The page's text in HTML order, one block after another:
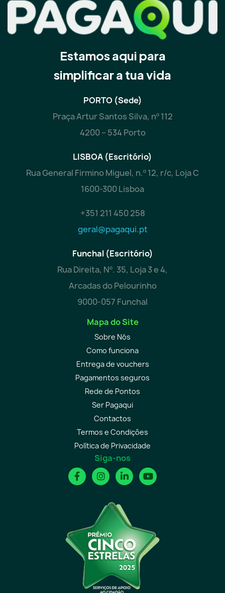
Estamos aqui para
simplificar a tua vida
PORTO (Sede)
Praça Artur Santos Silva, nº 112
4200 – 534 Porto
LISBOA (Escritório)
Rua General Firmino Miguel, n.º 12, r/c, Loja C
1600-300 Lisboa
+351 211 450 258
geral@pagaqui.pt
Funchal (Escritório)
Rua Direita, Nº. 35, Loja 3 e 4,
Arcadas do Pelourinho
9000-057 Funchal
Mapa do Site
Sobre Nós
Como funciona
Entrega de vouchers
Pagamentos seguros
Rede de Pontos
Ser Pagaqui
Contactos
Termos e Condições
Política de Privacidade
Siga-nos